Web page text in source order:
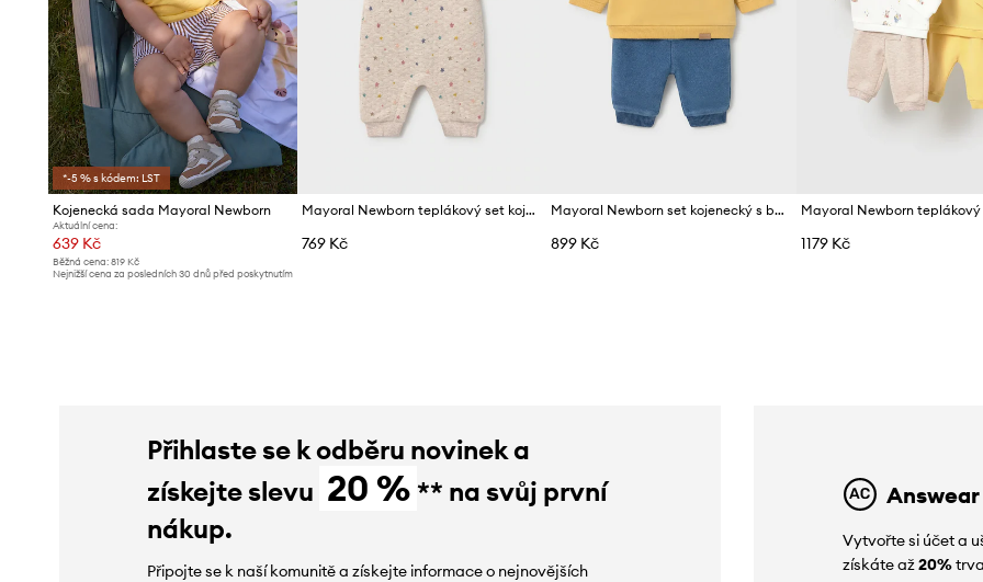
*-5 % s kódem: LST
Kojenecká sada Mayoral Newborn
Aktuální cena:
639 Kč
Běžná cena: 819 Kč
Nejnižší cena za posledních 30 dnů před poskytnutím
Mayoral Newborn teplákový set kojenecký bavlněný s elastanem
769 Kč
Mayoral Newborn set kojenecký s bavlnou
899 Kč 1179 Kč
Přihlaste se k odběru novinek a
získejte slevu 20 % ** na svůj první
nákup.
Připojte se k naší komunitě a získejte informace o nejnovějších
Vytvořte si účet a
získáte až20%